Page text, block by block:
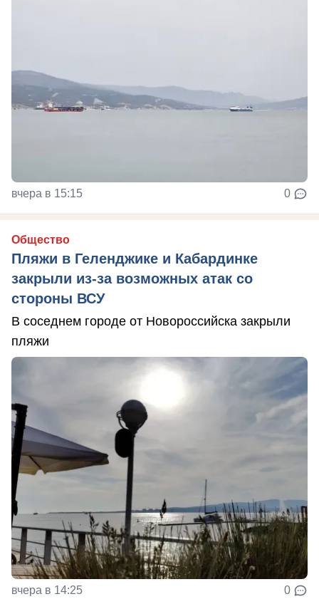
вчера в 15:15 0
Общество
Пляжи в Геленджике и Кабардинке
закрыли из-за возможных атак со
стороны ВСУ
В соседнем городе от Новороссийска закрыли
пляжи
вчера в 14:25 0